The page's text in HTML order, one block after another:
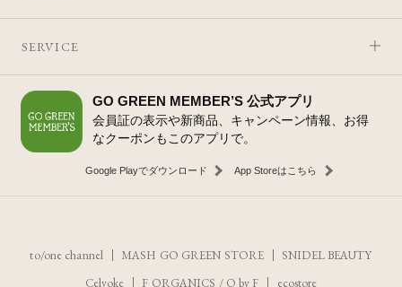
SERVICE
GO GREEN MEMBER’S 公式アプリ
会員証の表示や新商品、キャンペーン情報、お得
なクーポンもこのアプリで。
Google Playでダウンロード App Storeはこちら
to/one channel MASH GO GREEN STORE
SNIDEL BEAUTY
Celvoke
F ORGANICS / O by F ecostore